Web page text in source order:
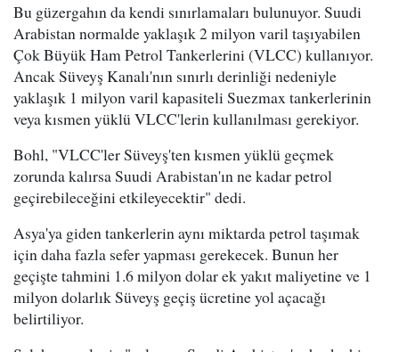
Bu güzergahın da kendi sınırlamaları bulunuyor. Suudi
Arabistan normalde yaklaşık 2 milyon varil taşıyabilen
Çok Büyük Ham Petrol Tankerlerini (VLCC) kullanıyor.
Ancak Süveyş Kanalı'nın sınırlı derinliği nedeniyle
yaklaşık 1 milyon varil kapasiteli Suezmax tankerlerinin
veya kısmen yüklü VLCC'lerin kullanılması gerekiyor.
Bohl, "VLCC'ler Süveyş'ten kısmen yüklü geçmek
zorunda kalırsa Suudi Arabistan'ın ne kadar petrol
geçirebileceğini etkileyecektir" dedi.
Asya'ya giden tankerlerin aynı miktarda petrol taşımak
için daha fazla sefer yapması gerekecek. Bunun her
geçişte tahmini 1.6 milyon dolar ek yakıt maliyetine ve 1
milyon dolarlık Süveyş geçiş ücretine yol açacağı
belirtiliyor.